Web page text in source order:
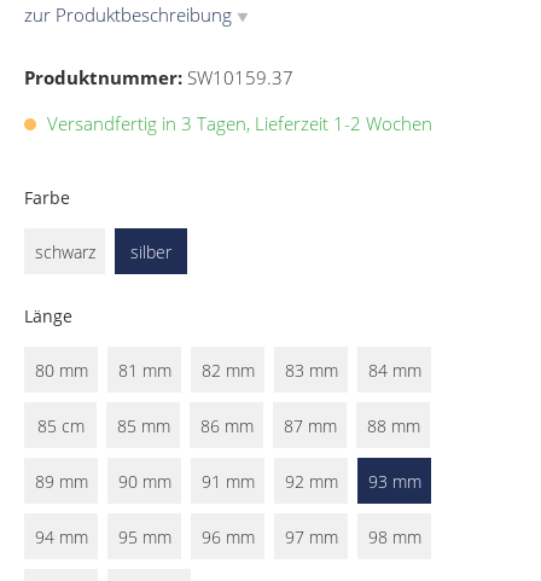
zur Produktbeschreibung ▼
Produktnummer: SW10159.37
Versandfertig in 3 Tagen, Lieferzeit 1-2 Wochen
Farbe
schwarz silber
Länge
80 mm 81 mm 82 mm 83 mm 84 mm
85 cm 85 mm 86 mm 87 mm 88 mm
89 mm 90 mm 91 mm 92 mm 93 mm
94 mm 95 mm 96 mm 97 mm 98 mm